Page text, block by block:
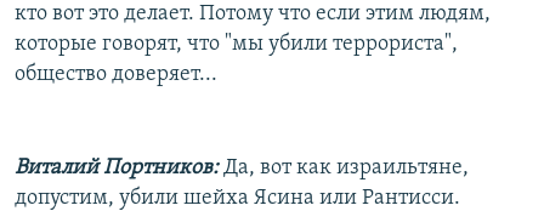
кто вот это делает. Потому что если этим людям,
которые говорят, что "мы убили террориста",
общество доверяет...
Виталий Портников:Да, вот как израильтяне,
допустим, убили шейха Ясина или Рантисси.